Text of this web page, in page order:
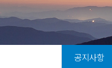
공지사항